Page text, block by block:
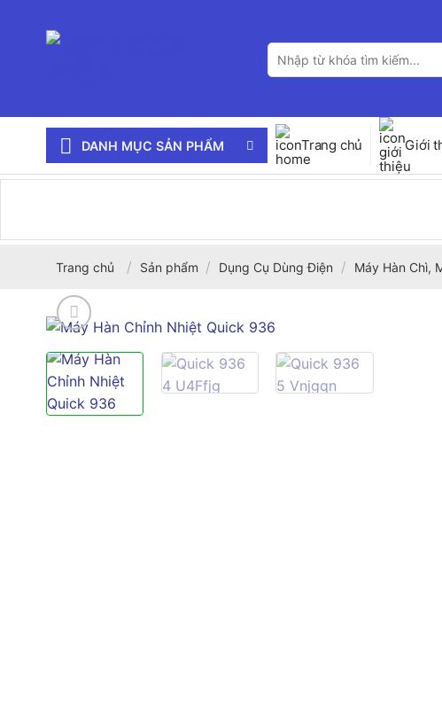
Tìm
kiếm:
DANH MỤC SẢN PHẨM Trang chủ Giới
Trang chủ / Sản phẩm / Dụng Cụ Dùng Điện / Máy Hàn Chì,